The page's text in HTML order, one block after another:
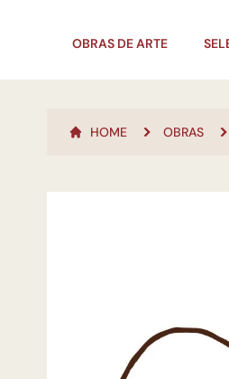
OBRAS DE ARTE
HOME OBRAS